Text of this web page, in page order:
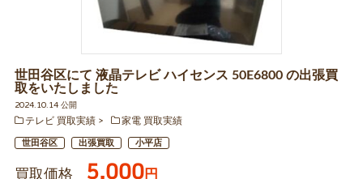
世田谷区にて 液晶テレビ ハイセンス 50E6800 の出張買
取をいたしました
2024.10.14 公開
テレビ 買取実績
家電 買取実績
世田谷区 出張買取 小平店
買取価格 5,000円